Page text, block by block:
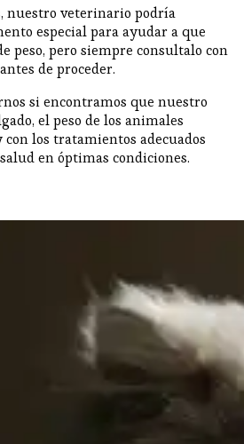
nuestro veterinario podría
especial para ayudar a que
peso, pero siempre consultalo con
de proceder.
si encontramos que nuestro
el peso de los animales
los tratamientos adecuados
en óptimas condiciones.